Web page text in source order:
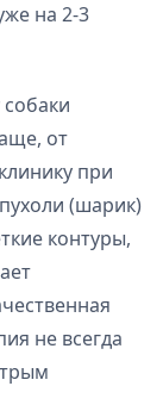
на 2-3
от
при
(шарик)
контуры,
не всегда